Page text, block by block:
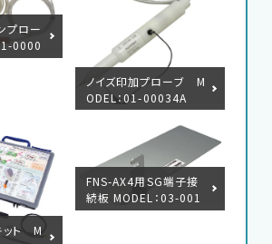
サポートデスク
HOME
会社概要
プロー
0000
10A/3
ノイズ印加プローブ M
ODEL：01-00034A
ット M
FNS-AX4用SG端子接
続板 MODEL：03-001
44A